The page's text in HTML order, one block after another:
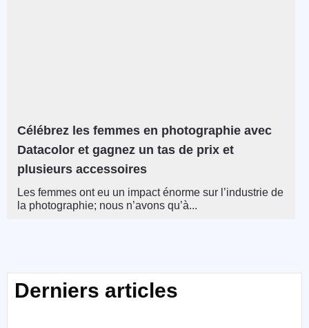
Célébrez les femmes en photographie avec
Datacolor et gagnez un tas de prix et
plusieurs accessoires
Les femmes ont eu un impact énorme sur l’industrie de
la photographie; nous n’avons qu’à...
Derniers articles